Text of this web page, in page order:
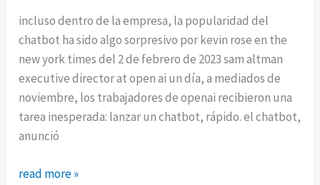
incluso dentro de la empresa, la popularidad del
chatbot ha sido algo sorpresivo por kevin rose en the
new york times del 2 de febrero de 2023 sam altman
executive director at open ai un día, a mediados de
noviembre, los trabajadores de openai recibieron una
tarea inesperada: lanzar un chatbot, rápido. el chatbot,
anunció
cómo
read more »